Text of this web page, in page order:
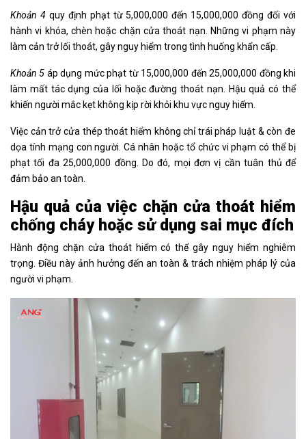
Khoản 4quy định phạt từ 5,000,000 đến 15,000,000 đồng đối với
hành vi khóa, chèn hoặc chặn cửa thoát nạn. Những vi phạm này
làm cản trở lối thoát, gây nguy hiểm trong tình huống khẩn cấp.
Khoản 5 áp dụng mức phạt từ 15,000,000 đến 25,000,000 đồng khi
làm mất tác dụng của lối hoặc đường thoát nạn. Hậu quả có thể
khiến người mắc kẹt không kịp rời khỏi khu vực nguy hiểm.
Việc cản trở cửa thép thoát hiểm không chỉ trái pháp luật & còn đe
dọa tính mạng con người. Cá nhân hoặc tổ chức vi phạm có thể bị
phạt tối đa 25,000,000 đồng. Do đó, mọi đơn vị cần tuân thủ để
đảm bảo an toàn.
Hậu quả của việc chặn cửa thoát hiểm
chống cháy hoặc sử dụng sai mục đích
Hành động chặn cửa thoát hiểm có thể gây nguy hiểm nghiêm
trọng. Điều này ảnh hưởng đến an toàn & trách nhiệm pháp lý của
người vi phạm.